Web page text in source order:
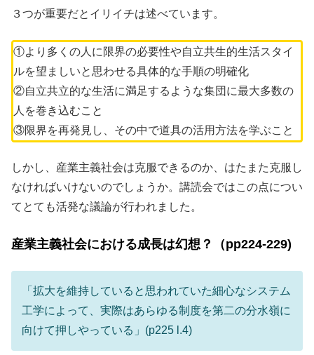
３つが重要だとイリイチは述べています。
①より多くの人に限界の必要性や自立共生的生活スタイ
ルを望ましいと思わせる具体的な手順の明確化
②自立共立的な生活に満足するような集団に最大多数の
人を巻き込むこと
③限界を再発見し、その中で道具の活用方法を学ぶこと
しかし、産業主義社会は克服できるのか、はたまた克服し
なければいけないのでしょうか。講読会ではこの点につい
てとても活発な議論が行われました。
産業主義社会における成長は幻想？（pp224-229)
「拡大を維持していると思われていた細心なシステム
工学によって、実際はあらゆる制度を第二の分水嶺に
向けて押しやっている」(p225 l.4)